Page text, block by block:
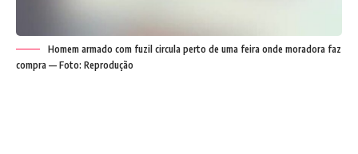
Homem armado com fuzil circula perto de uma feira onde moradora faz
compra — Foto: Reprodução